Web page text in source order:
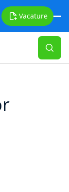
Vacature